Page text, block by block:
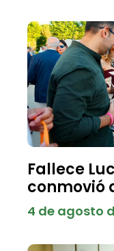
Fallece
conmovió
4 de agosto